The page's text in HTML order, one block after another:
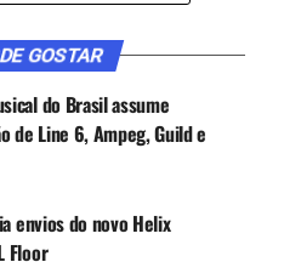
Música & Mercado no
WhatsApp
GOSTAR
do Brasil assume
de Line 6, Ampeg, Guild e
envios do novo Helix
Floor